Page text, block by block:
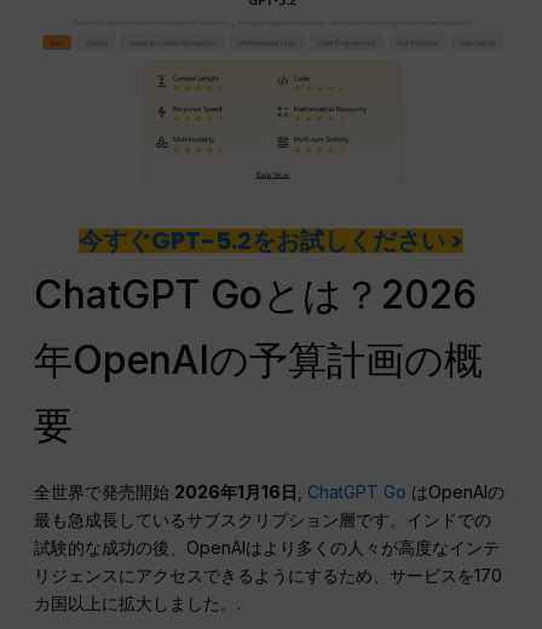
今すぐGPT-5.2をお試しください >
ChatGPT Goとは？2026
年OpenAIの予算計画の概
要
全世界で発売開始 2026年1月16日 ChatGPT Go はOpenAIの
最も急成長しているサブスクリプション層です。インドでの
試験的な成功の後、OpenAIはより多くの人々が高度なインテ
リジェンスにアクセスできるようにするため、サービスを170
カ国以上に拡大しました。.